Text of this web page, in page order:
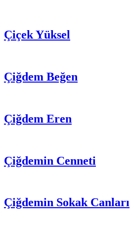
Çiçek Yüksel
Çiğdem Beğen
Çiğdem Eren
Çiğdemin Cenneti
Çiğdemin Sokak Canları